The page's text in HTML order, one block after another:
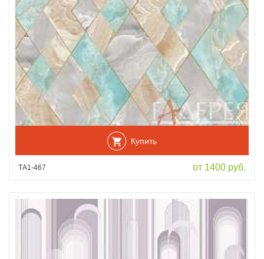
Купить
ТА1-467 от 1400 руб.